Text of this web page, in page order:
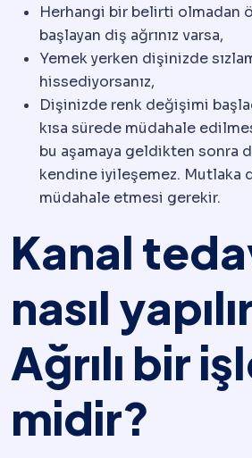
Herhangi bir belirti olmadan
başlayan diş ağrınız varsa,
Yemek yerken dişinizde
hissediyorsanız,
Dişinizde renk değişimi
kısa sürede müdahale
bu aşamaya geldikten sonra
kendine iyileşemez. Mutlaka
müdahale etmesi gerekir.
Kanal
nasıl
Ağrılı bir
midir?